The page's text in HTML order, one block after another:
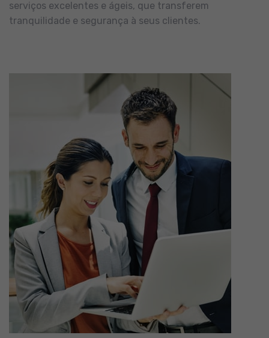
serviços excelentes e ágeis, que transferem
tranquilidade e segurança à seus clientes.